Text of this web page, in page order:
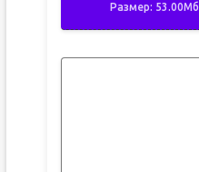
Размер: 53.00Мб